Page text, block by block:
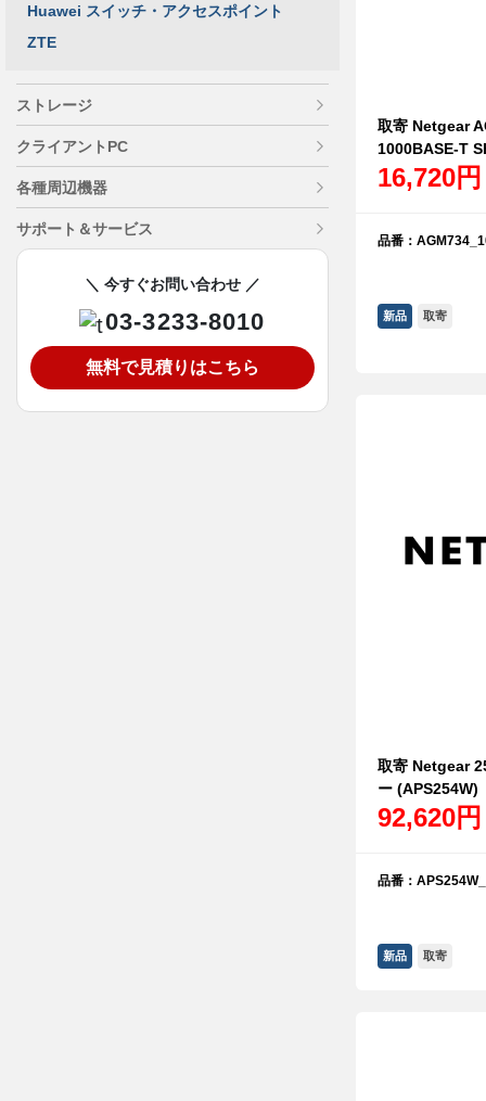
取寄 Netgear
1000BASE-T
16,720円
品番：
新品 取寄
取寄 Netgear
ー (APS254W)
92,620円
品番：
新品 取寄
Huawei スイッチ・アクセスポイント
ZTE
ストレージ
クライアントPC
各種周辺機器
サポート＆サービス
＼ 今すぐお問い合わせ ／
03-3233-8010
無料で見積りはこちら